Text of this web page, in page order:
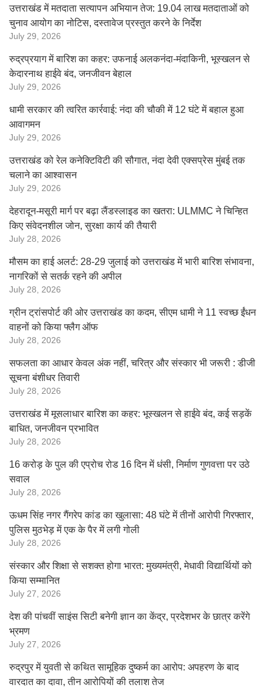
उत्तराखंड में मतदाता सत्यापन अभियान तेज: 19.04 लाख मतदाताओं को
चुनाव आयोग का नोटिस, दस्तावेज प्रस्तुत करने के निर्देश
July 29, 2026
रुद्रप्रयाग में बारिश का कहर: उफनाई अलकनंदा-मंदाकिनी, भूस्खलन से
केदारनाथ हाईवे बंद, जनजीवन बेहाल
July 29, 2026
धामी सरकार की त्वरित कार्रवाई: नंदा की चौकी में 12 घंटे में बहाल हुआ
आवागमन
July 29, 2026
उत्तराखंड को रेल कनेक्टिविटी की सौगात, नंदा देवी एक्सप्रेस मुंबई तक
चलाने का आश्वासन
July 29, 2026
देहरादून-मसूरी मार्ग पर बढ़ा लैंडस्लाइड का खतरा: ULMMC ने चिन्हित
किए संवेदनशील जोन, सुरक्षा कार्य की तैयारी
July 28, 2026
मौसम का हाई अलर्ट: 28-29 जुलाई को उत्तराखंड में भारी बारिश संभावना,
नागरिकों से सतर्क रहने की अपील
July 28, 2026
ग्रीन ट्रांसपोर्ट की ओर उत्तराखंड का कदम, सीएम धामी ने 11 स्वच्छ ईंधन
वाहनों को किया फ्लैग ऑफ
July 28, 2026
सफलता का आधार केवल अंक नहीं, चरित्र और संस्कार भी जरूरी : डीजी
सूचना बंशीधर तिवारी
July 28, 2026
उत्तराखंड में मूसलाधार बारिश का कहर: भूस्खलन से हाईवे बंद, कई सड़कें
बाधित, जनजीवन प्रभावित
July 28, 2026
16 करोड़ के पुल की एप्रोच रोड 16 दिन में धंसी, निर्माण गुणवत्ता पर उठे
सवाल
July 28, 2026
ऊधम सिंह नगर गैंगरेप कांड का खुलासा: 48 घंटे में तीनों आरोपी गिरफ्तार,
पुलिस मुठभेड़ में एक के पैर में लगी गोली
July 28, 2026
संस्कार और शिक्षा से सशक्त होगा भारत: मुख्यमंत्री, मेधावी विद्यार्थियों को
किया सम्मानित
July 27, 2026
देश की पांचवीं साइंस सिटी बनेगी ज्ञान का केंद्र, प्रदेशभर के छात्र करेंगे
भ्रमण
July 27, 2026
रुद्रपुर में युवती से कथित सामूहिक दुष्कर्म का आरोप: अपहरण के बाद
वारदात का दावा, तीन आरोपियों की तलाश तेज